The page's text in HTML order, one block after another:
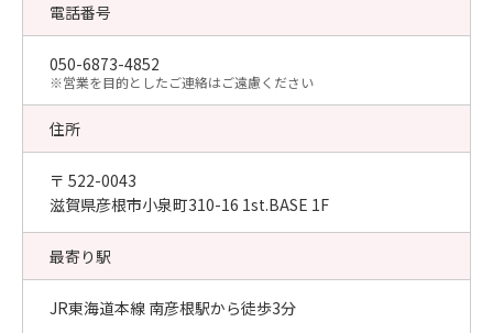
電話番号
050-6873-4852
​※営業を目的としたご連絡はご遠慮ください
住所
〒 522-0043
滋賀県彦根市小泉町310-16 1st.BASE 1F
最寄り駅
JR東海道本線 南彦根駅から徒歩3分